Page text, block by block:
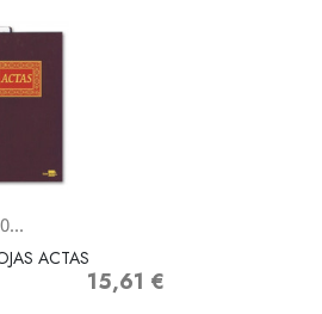
ACTAS
Precio
15,61 €